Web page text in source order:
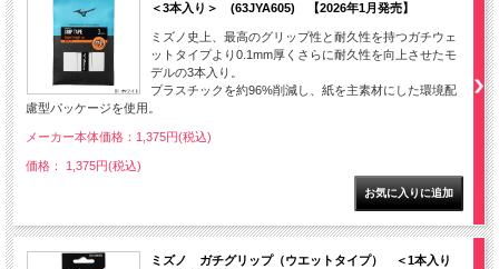
＜3本入り＞ (63JYA605) 【2026年1月発売】
ミズノ史上、最高のグリップ性と耐久性を持つガチウェ
ットタイプより0.1mm厚くさらに耐久性を向上させたモ
デルの3本入り。
プラスチックを約96%削減し、紙を主素材にした環境配
慮型パッケージを使用。
メーカー本体価格：1,375円(税込)
価格： 1,375円(税込)
ミズノ ガチグリップ（ウエットタイプ） ＜1本入り